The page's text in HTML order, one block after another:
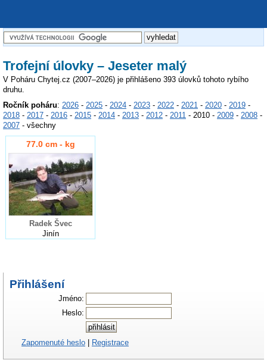
Trofejní úlovky – Jeseter malý
V Poháru Chytej.cz (2007–2026) je přihlášeno 393 úlovků tohoto rybího
druhu.
Ročník poháru: 2026 - 2025 - 2024 - 2023 - 2022 - 2021 - 2020 - 2019 -
2018 - 2017 - 2016 - 2015 - 2014 - 2013 - 2012 - 2011 - 2010 - 2009 - 2008 -
2007 - všechny
77.0 cm - kg
Radek Švec
Jinín
Přihlášení
Jméno:
Heslo:
Zapomenuté heslo Registrace